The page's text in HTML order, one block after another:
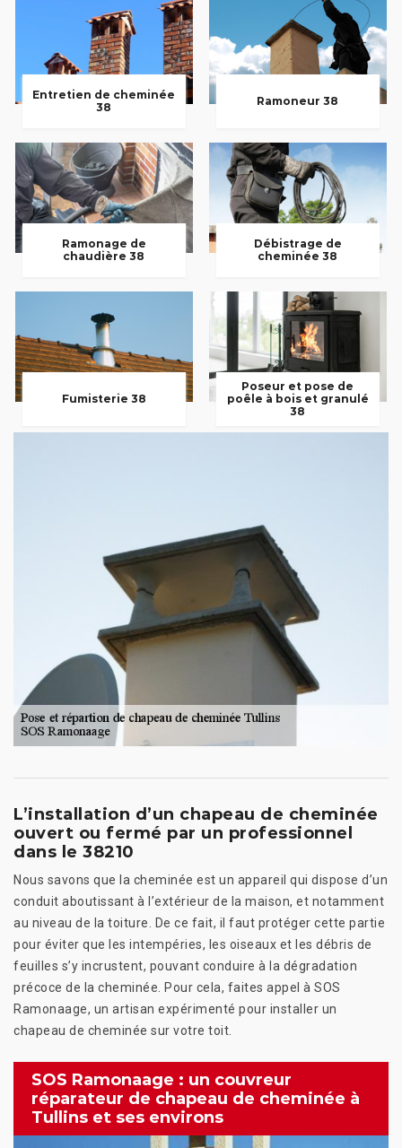
Entretien de cheminée
38
Ramoneur 38
Ramonage de
chaudière 38
Débistrage de
cheminée 38
Fumisterie 38
Poseur et pose de
poêle à bois et granulé
38
L’installation d’un chapeau de cheminée
ouvert ou fermé par un professionnel
dans le 38210
Nous savons que la cheminée est un appareil qui dispose d’un
conduit aboutissant à l’extérieur de la maison, et notamment
au niveau de la toiture. De ce fait, il faut protéger cette partie
pour éviter que les intempéries, les oiseaux et les débris de
feuilles s’y incrustent, pouvant conduire à la dégradation
précoce de la cheminée. Pour cela, faites appel à SOS
Ramonaage, un artisan expérimenté pour installer un
chapeau de cheminée sur votre toit.
SOS Ramonaage : un couvreur
réparateur de chapeau de cheminée à
Tullins et ses environs